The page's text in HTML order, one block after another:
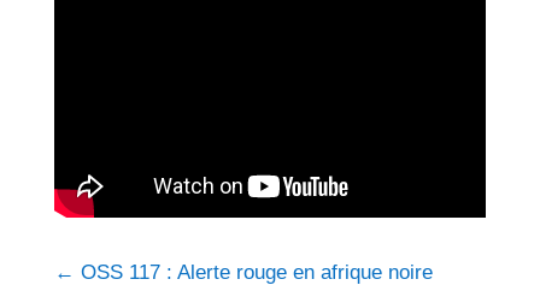
← OSS 117 : Alerte rouge en afrique noire